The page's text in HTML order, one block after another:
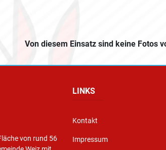
Von diesem Einsatz sind keine Fotos
von rund 56
LINKS
Kontakt
Impressum